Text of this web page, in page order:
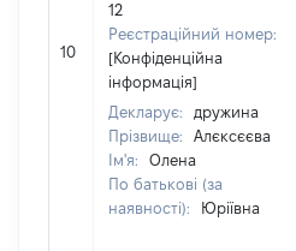
10
12
Реєстраційний номер:
[Конфіденційна
інформація]
Декларує:
дружина
Прізвище:
Алєксєєва
Ім'я:
Олена
По батькові (за
наявності):
Юріївна